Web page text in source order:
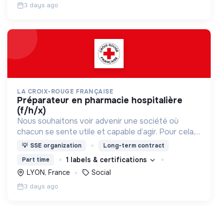
3 days ago
LA CROIX-ROUGE FRANÇAISE
préparateur en pharmacie hospitalière
(f/h/x)
Nous souhaitons voir advenir une société où
chacun se sente utile et capable d’agir. Pour cela,
nous proposons des moyens et des lieux
d’engagement innovants et adaptés à tous.
💡 SSE organization
Long-term contract
Part time
1 labels & certifications
LYON, France
Social
3 days ago